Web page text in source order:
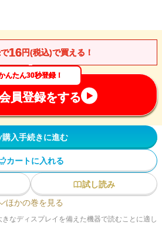
16円(税込)で買える！
んたん30秒登録！
員登録をする
購入手続きに進む
カートに入れる
試し読み
ほかの巻を見る
なディスプレイを備えた機器で読むことに適し